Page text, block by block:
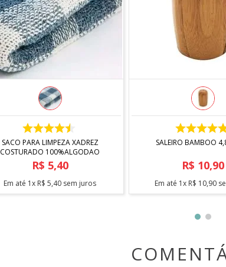
COMPRAR
SACO PARA LIMPEZA XADREZ
COSTURADO 100%ALGODAO
R$ 5,40
Em até 1x R$ 5,40 sem juros
COMPRAR
SALEIRO BAMBOO
R$ 10,90
Em até 1x R$ 10,90